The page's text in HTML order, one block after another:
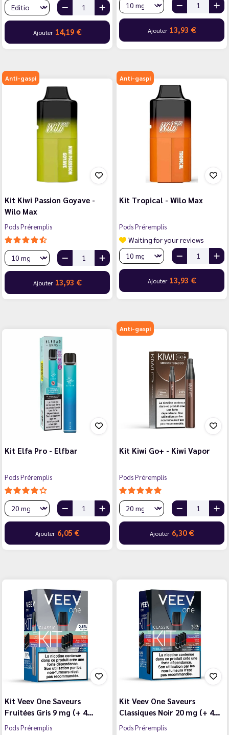
Ajouter 14,19 € Ajouter 13,93 €
Anti-gaspi
Kit Kiwi Passion Goyave -
Wilo Max
Pods Préremplis
Ajouter 13,93 €
Anti-gaspi
Kit Tropical - Wilo Max
Pods Préremplis
Waiting for your reviews
Ajouter 13,93 €
Kit Elfa Pro - Elfbar
Pods Préremplis
Ajouter 6,05 €
Anti-gaspi
Kit Kiwi Go+ - Kiwi Vapor
Pods Préremplis
Ajouter 6,30 €
Kit Veev One Saveurs
Fruitées Gris 9 mg (+ 4…
Pods Préremplis
Kit Veev One Saveurs
Classiques Noir 20 mg (+ 4…
Pods Préremplis